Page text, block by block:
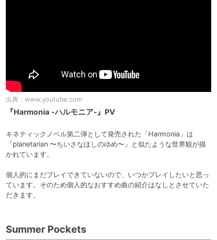
出典： www.youtube.com
『Harmonia -ハルモニア-』PV
キネティックノベル第二弾として発売された「Harmonia」は
『planetarian 〜ちいさなほしのゆめ〜』と似たような世界観が描
かれています。
個人的にまだプレイできていないので、いつかプレイしたいと思っ
ています。そのため個人的なおすすめ曲の紹介はなしとさせていた
だきます。
Summer Pockets